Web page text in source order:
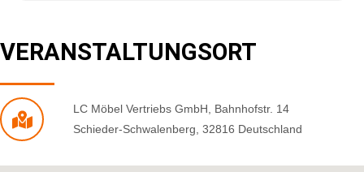
VERANSTALTUNGSORT
LC Möbel Vertriebs GmbH, Bahnhofstr. 14
Schieder-Schwalenberg, 32816 Deutschland